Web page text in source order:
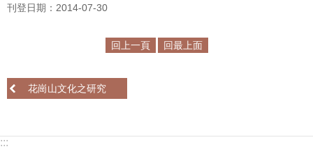
民
性
別
刊登日期：2014-07-30
回上一頁 回最上面
花崗山文化之研究
:::